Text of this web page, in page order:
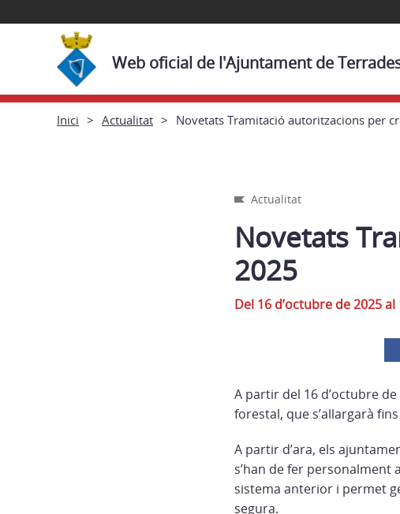
Web oficial de l'Ajuntament de
Inici Actualitat Novetats Tramitació autoritzacions per
Actualitat
Novetats
2025
Del 16 d’octubre de 2025
A partir del 16 d’octubre
forestal, que s’allargarà
A partir d’ara, els
s’han de fer personalment
sistema anterior i permet
segura.